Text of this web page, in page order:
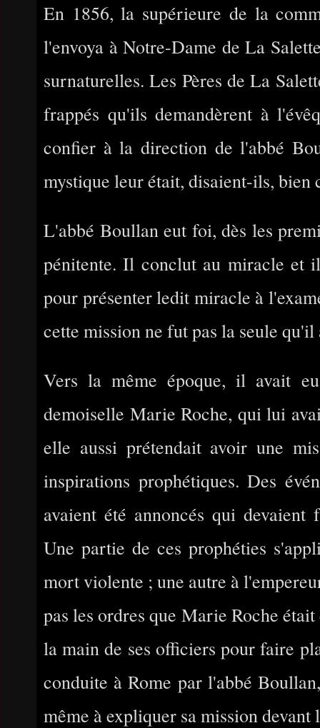
En 1856, la supérieure de la
l'envoya à Notre-Dame de La
surnaturelles. Les Pères de La
frappés qu'ils demandèrent à
confier à la direction de l'abbé
mystique leur était, disaient-ils, bien
L'abbé Boullan eut foi, dès les
pénitente. Il conclut au miracle et
pour présenter ledit miracle à
cette mission ne fut pas la seule
Vers la même époque, il avait
demoiselle Marie Roche, qui lui
elle aussi prétendait avoir une
inspirations prophétiques. Des
avaient été annoncés qui
Une partie de ces prophéties
mort violente ; une autre à
pas les ordres que Marie Roche
la main de ses officiers pour faire
conduite à Rome par l'abbé
même à expliquer sa mission devant